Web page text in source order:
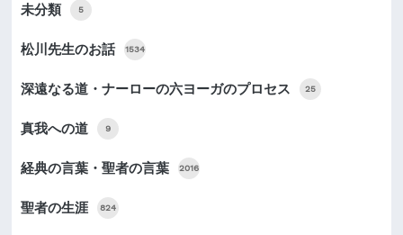
未分類 5
松川先生のお話 1534
深遠なる道・ナーローの六ヨーガのプロセス 25
真我への道 9
経典の言葉・聖者の言葉 2016
聖者の生涯 824